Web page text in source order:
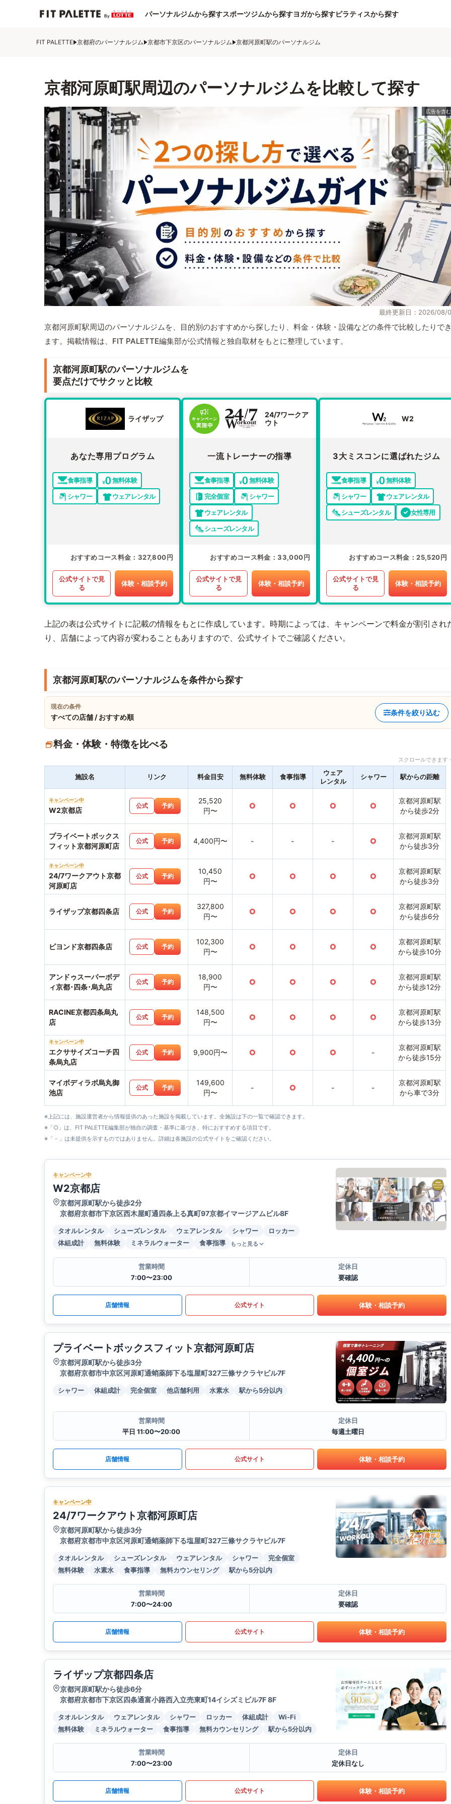
パーソナルジムから探すスポーツジムから探すヨガから探すピラティスから探す
FIT PALETTE 京都府のパーソナルジム 京都市下京区のパーソナルジム 京都河原町駅のパーソナルジム
京都河原町駅周辺のパーソナルジムを比較して探す
最終更新日：2026/08/
京都河原町駅周辺のパーソナルジムを、目的別のおすすめから探したり、料金・体験・設備などの条件で比較したりで
ます。掲載情報は、FIT PALETTE編集部が公式情報と独自取材をもとに整理しています。
京都河原町駅のパーソナルジムを
要点だけでサクッと比較
ライザップ
あなた専用プログラム
食事指導
無料体験
シャワー
ウェアレンタル
おすすめコース料金 327,800円
公式サイトで見
る
体験・相談予約
24/7ワークア
ウト
一流トレーナーの指導
食事指導
無料体験
完全個室
シャワー
ウェアレンタル
シューズレンタル
おすすめコース料金 33,000円
公式サイトで見
る
体験・相談予約
W2
3大ミスコンに選ばれたジム
食事指導
無料体験
シャワー
ウェアレンタル
シューズレンタル
女性専用
おすすめコース料金 25,520円
公式サイトで見
る
体験・相談予約
上記の表は公式サイトに記載の情報をもとに作成しています。時期によっては、キャンペーンで料金が割引され
り、店舗によって内容が変わることもありますので、公式サイトでご確認ください。
京都河原町駅のパーソナルジムを条件から探す
現在の条件
すべての店舗 / おすすめ順
条件を絞り込む
料金・体験・特徴を比べる
スクロールできま
施設名 リンク 料金目安 無料体験 食事指導
ウェア
レンタル
シャワー 駅からの距離
キャンペーン中
W2京都店
公式 予約
25,520
円〜
○ ○ ○ ○
京都河原町駅
から徒歩2分
プライベートボックス
フィット京都河原町店
公式 予約 4,400円〜 - - - ○
京都河原町駅
から徒歩3分
キャンペーン中
24/7ワークアウト京都
河原町店
公式 予約
10,450
円〜
○ ○ ○ ○
京都河原町駅
から徒歩3分
ライザップ京都四条店 公式 予約
327,800
円〜
○ ○ ○ ○
京都河原町駅
から徒歩6分
ビヨンド京都四条店 公式 予約
102,300
円〜
○ ○ ○ ○
京都河原町駅
から徒歩10分
アンドゥスーパーボデ
ィ京都･四条･烏丸店
公式 予約
18,900
円〜
○ ○ ○ ○
京都河原町駅
から徒歩12分
RACINE京都四条烏丸
店
公式 予約
148,500
円〜
○ ○ ○ ○
京都河原町駅
から徒歩13分
キャンペーン中
エクササイズコーチ四
条烏丸店
公式 予約 9,900円〜 ○ ○ ○ -
京都河原町駅
から徒歩15分
マイボディラボ烏丸御
池店
公式 予約
149,600
円〜
- ○ - -
京都河原町駅
から車で3分
※上記には、施設運営者から情報提供のあった施設を掲載しています。全施設は下の一覧で確認できます。
※「○」は、FIT PALETTE編集部が独自の調査・基準に基づき、特におすすめする項目です。
※「－」は未提供を示すものではありません。詳細は各施設の公式サイトをご確認ください。
キャンペーン中
W2京都店
京都河原町駅から徒歩2分
京都府京都市下京区西木屋町通四条上る真町97京都イマージアムビル8F
タオルレンタル シューズレンタル ウェアレンタル シャワー
ロッカー
体組成計
無料体験 ミネラルウォーター 食事指導 もっと見る
営業時間
7:00〜23:00
定休日
要確認
店舗情報 公式サイト 体験・相談予約
プライベートボックスフィット京都河原町店
京都河原町駅から徒歩3分
京都府京都市中京区河原町通蛸薬師下る塩屋町327三條サクラヤビル7F
シャワー 体組成計 完全個室 他店舗利用 水素水 駅から5分以内
営業時間
平日 11:00〜20:00
定休日
毎週土曜日
店舗情報 公式サイト 体験・相談予約
キャンペーン中
24/7ワークアウト京都河原町店
京都河原町駅から徒歩3分
京都府京都市中京区河原町通蛸薬師下る塩屋町327三條サクラヤビル7F
タオルレンタル シューズレンタル ウェアレンタル シャワー
完全個室
無料体験
水素水 食事指導 無料カウンセリング 駅から5分以内
営業時間
7:00〜24:00
定休日
要確認
店舗情報 公式サイト 体験・相談予約
ライザップ京都四条店
京都河原町駅から徒歩6分
京都府京都市下京区四条通富小路西入立売東町14イシズミビル7F 8F
タオルレンタル ウェアレンタル シャワー ロッカー 体組成計
Wi-Fi
無料体験
ミネラルウォーター 食事指導 無料カウンセリング 駅から5分以内
営業時間
7:00〜23:00
定休日
定休日なし
店舗情報 公式サイト 体験・相談予約